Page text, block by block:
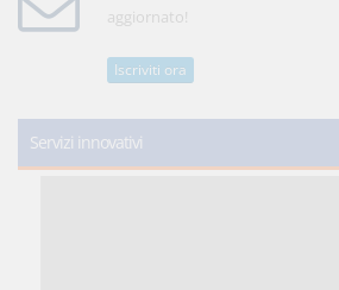
aggiornato!
Iscriviti ora
Servizi innovativi